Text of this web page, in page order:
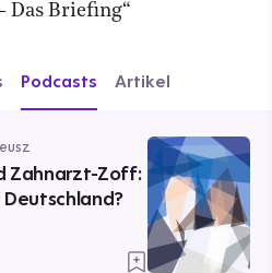
Das Briefing“
Podcasts Artikel
Zahnarzt-Zoff: